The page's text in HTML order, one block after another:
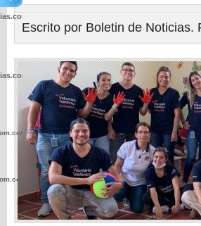
Escrito por Boletin de Noticias.
wp-
wp-
wp-
wp-